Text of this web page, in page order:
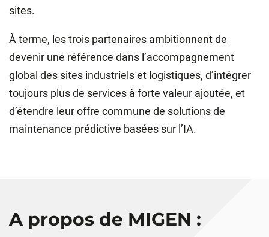
sites.
À terme, les trois partenaires ambitionnent de
devenir une référence dans l’accompagnement
global des sites industriels et logistiques, d’intégrer
toujours plus de services à forte valeur ajoutée, et
d’étendre leur offre commune de solutions de
maintenance prédictive basées sur l’IA.
A propos de MIGEN :